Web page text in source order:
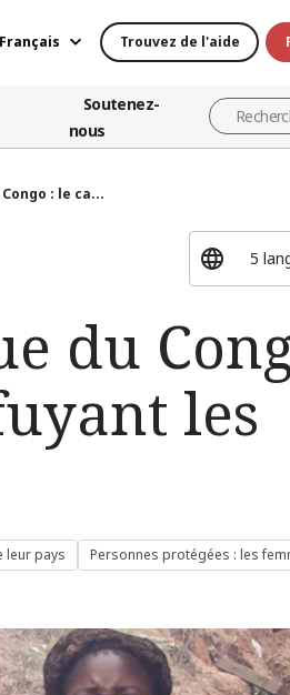
Français Trouvez de l'aide
Soutenez-
nous
: le ca...
du
les
leur pays
Personnes protégées : les